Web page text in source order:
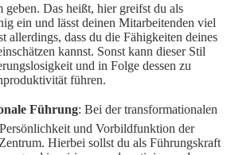
Das heißt, hier greifst du als
ein und lässt deinen Mitarbeitenden viel
allerdings, dass du die Fähigkeiten deines
kannst. Sonst kann dieser Stil
und in Folge dessen zu
führen.
Führung: Bei der transformationalen
und Vorbildfunktion der
Hierbei sollst du als Führungskraft